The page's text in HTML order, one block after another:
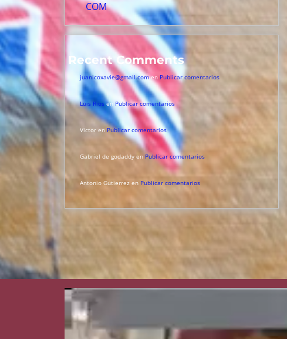
COM
Recent Comments
juanicoxavie@gmail.comenPublicar comentarios
Luis Riosen Publicar comentarios
Victoren Publicar comentarios
Gabriel de godaddyen Publicar comentarios
Antonio Gutierrezen Publicar comentarios